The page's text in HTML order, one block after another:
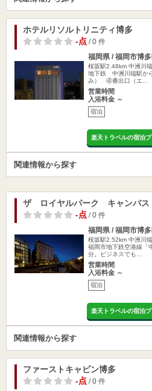
ホテルリソルトリニティ博多
-点/ 0 件
福岡県 / 福岡市博
桜坂駅2.48km 中洲川
地下鉄 中洲川端駅か
み） ④番出口（エ…
営業時間
入浴料金 ～
宿泊
楽天トラベルの宿泊
関連情報から探す
ザ ロイヤルパーク キャンバ
-点/ 0 件
福岡県 / 福岡市博
桜坂駅2.52km 中洲川
福岡市地下鉄空港線「
分。ビジネスでも…
営業時間
入浴料金 ～
宿泊
楽天トラベルの宿泊
関連情報から探す
ファーストキャビン博多
-点/ 0 件